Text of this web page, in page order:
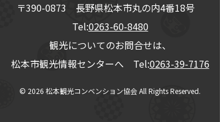
〒390-0873 長野県松本市丸の内4番18号
Tel:0263-60-8480
観光についてのお問合せは、
松本市観光情報センターへ Tel:0263-39-7176
© 2026 松本観光コンベンション協会All Rights Reserved.